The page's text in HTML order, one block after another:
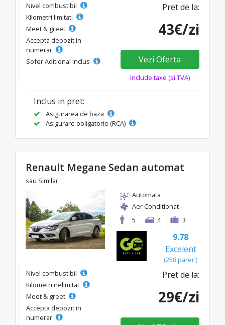
Nivel combustibil
Kilometri limitati
Meet & greet
Accepta depozit in
numerar
Sofer Aditional Inclus
Pret de la:
43€/zi
Vezi Oferta
Include taxe (si TVA)
Inclus in pret:
Asigurarea de baza
Asigurare obligatorie (RCA)
Renault Megane Sedan automat
sau Similar
Automata
Aer Conditionat
5
4 3
9.78
Excelent
(258 pareri)
Nivel combustibil
Kilometri nelimitat
Meet & greet
Accepta depozit in
numerar
Pret de la:
29€/zi